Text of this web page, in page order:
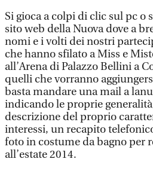
Si gioca a colpi di clic sul pc o
sito web della Nuova dove a
nomi e i volti dei nostri
che hanno sfilato a Miss e
all’Arena di Palazzo Bellini a
quelli che vorranno
basta mandare una mail a
indicando le proprie
descrizione del proprio
interessi, un recapito
foto in costume da bagno per
all’estate 2014.